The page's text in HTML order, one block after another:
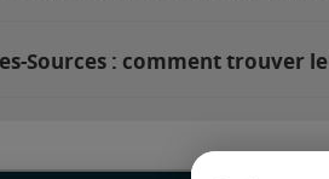
Sources : comment trouver